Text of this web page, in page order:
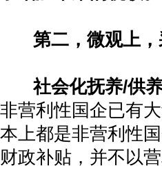
第二，微观上
社会化抚养/供
非营利性国企已有
本上都是非营利性
财政补贴，并不以营